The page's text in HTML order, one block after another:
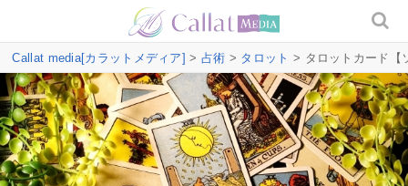
Callat media[カラットメディア] > 占術 > タロット > タロットカード【